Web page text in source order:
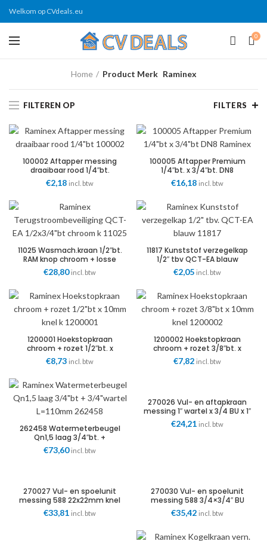
Welkom op CVdeals.eu
0
Home Product Merk Raminex
FILTEREN OP FILTERS
100002 Aftapper messing
draaibaar rood 1/4″bt.
€2,18 incl. btw
100005 Aftapper Premium
1/4″bt. x 3/4″bt. DN8
€16,18 incl. btw
11025 Wasmach.kraan 1/2″bt.
RAM knop chroom + losse
keerklep (EA)
€28,80 incl. btw
11817 Kunststof verzegelkap
1/2″ tbv QCT-EA blauw
€2,05 incl. btw
1200001 Hoekstopkraan
chroom + rozet 1/2″bt. x
10mm knel k
€8,73 incl. btw
1200002 Hoekstopkraan
chroom + rozet 3/8″bt. x
10mm knel
€7,82 incl. btw
262458 Watermeterbeugel
Qn1,5 laag 3/4″bt. +
3/4″wartel L=110mm
€73,60 incl. btw
270026 Vul- en aftapkraan
messing 1″ wartel x 3/4 BU x 1″
BI
€24,21 incl. btw
270027 Vul- en spoelunit
messing 588 22x22mm knel
€33,81 incl. btw
270030 Vul- en spoelunit
messing 588 3/4×3/4″ BU
€35,42 incl. btw